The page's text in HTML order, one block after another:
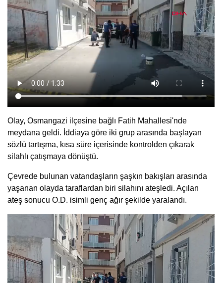
Olay, Osmangazi ilçesine bağlı Fatih Mahallesi'nde
meydana geldi. İddiaya göre iki grup arasında başlayan
sözlü tartışma, kısa süre içerisinde kontrolden çıkarak
silahlı çatışmaya dönüştü.
Çevrede bulunan vatandaşların şaşkın bakışları arasında
yaşanan olayda taraflardan biri silahını ateşledi. Açılan
ateş sonucu O.D. isimli genç ağır şekilde yaralandı.